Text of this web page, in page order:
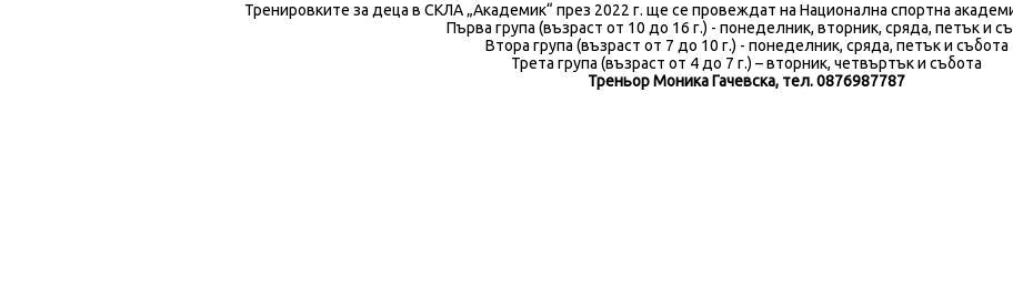
Тренировките за деца в СКЛА „Академик“ през 2022 г. ще се провеждат на Национална спортна
Първа група (възраст от 10 до 16 г.) - понеделник, вторник, сряда, петък и
Втора група (възраст от 7 до 10 г.) - понеделник, сряда, петък и събота
Трета група (възраст от 4 до 7 г.) – вторник, четвъртък и събота
Треньор Моника Гачевска, тел. 0876987787